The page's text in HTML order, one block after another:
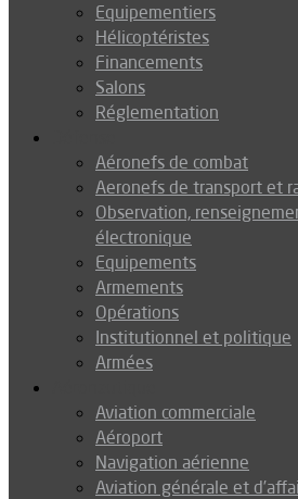
Equipementiers
Hélicoptéristes
Financements
Salons
Réglementation
Aéronefs de combat
Aeronefs de transport et
Observation,
électronique
Equipements
Armements
Opérations
Institutionnel et politique
Armées
Aviation commerciale
Aéroport
Navigation aérienne
Aviation générale et